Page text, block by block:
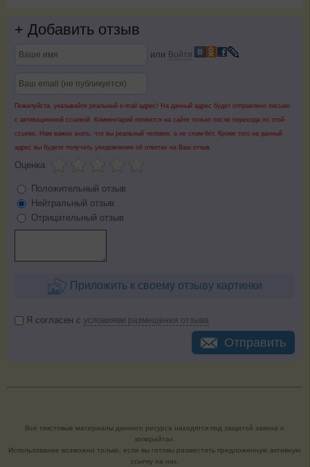
+ Добавить отзыв
или Войти
Пожалуйста, указывайте реальный e-mail адрес! На данный адрес будет отправлено письмо
с активационной ссылкой. Комментарий появится на сайте только после перехода по этой
ссылке. Нам важно знать, что вы реальный человек, а не спам-бот. Кроме того на данный
адрес вы будете получать уведомления об ответах на Ваш отзыв.
Оценка
Положительный отзыв
Нейтральный отзыв
Отрицательный отзыв
Приложить к своему отзыву картинки
Я согласен с условиями размещения отзыва
Отправить
Все текстовые материалы данного ресурса находятся под защитой закона о
копирайтах.
Использование возможно только, если вы готовы разместить предложенную активную
ссылку на нас.